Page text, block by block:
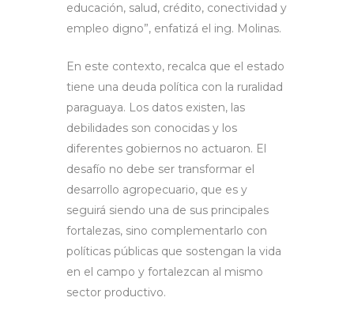
educación, salud, crédito, conectividad y
empleo digno”, enfatizá el ing. Molinas.
En este contexto, recalca que el estado
tiene una deuda política con la ruralidad
paraguaya. Los datos existen, las
debilidades son conocidas y los
diferentes gobiernos no actuaron. El
desafío no debe ser transformar el
desarrollo agropecuario, que es y
seguirá siendo una de sus principales
fortalezas, sino complementarlo con
políticas públicas que sostengan la vida
en el campo y fortalezcan al mismo
sector productivo.